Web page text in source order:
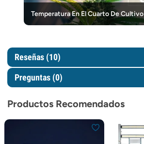
Temperatura En El Cuarto De Cultivo
Reseñas (10)
Preguntas (0)
Productos Recomendados